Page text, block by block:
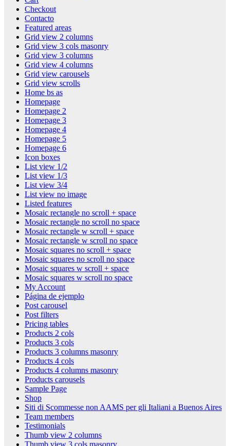
Checkout
Contacto
Featured areas
Grid view 2 columns
Grid view 3 cols masonry
Grid view 3 columns
Grid view 4 columns
Grid view carousels
Grid view scrolls
Home bs as
Homepage
Homepage 2
Homepage 3
Homepage 4
Homepage 5
Homepage 6
Icon boxes
List view 1/2
List view 1/3
List view 3/4
List view no image
Listed features
Mosaic rectangle no scroll + space
Mosaic rectangle no scroll no space
Mosaic rectangle w scroll + space
Mosaic rectangle w scroll no space
Mosaic squares no scroll + space
Mosaic squares no scroll no space
Mosaic squares w scroll + space
Mosaic squares w scroll no space
My Account
Página de ejemplo
Post carousel
Post filters
Pricing tables
Products 2 cols
Products 3 cols
Products 3 columns masonry
Products 4 cols
Products 4 columns masonry
Products carousels
Sample Page
Shop
Siti di Scommesse non AAMS per gli Italiani a Buenos Aires
Team members
Testimonials
Thumb view 2 columns
Thumb view 3 cols masonry